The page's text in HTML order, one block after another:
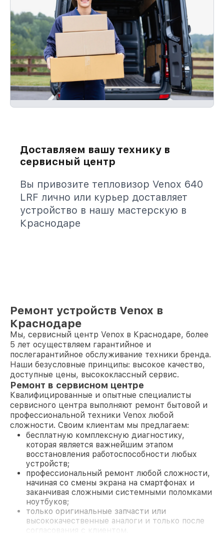
Доставляем вашу технику в
сервисный центр
Вы привозите тепловизор Venox 640
LRF лично или курьер доставляет
устройство в нашу мастерскую в
Краснодаре
Ремонт устройств Venox в
Краснодаре
Мы, сервисный центр Venox в Краснодаре, более
5 лет осуществляем гарантийное и
послегарантийное обслуживание техники бренда.
Наши безусловные принципы: высокое качество,
доступные цены, высококлассный сервис.
Ремонт в сервисном центре
Квалифицированные и опытные специалисты
сервисного центра выполняют ремонт бытовой и
профессиональной техники Venox любой
сложности. Своим клиентам мы предлагаем:
бесплатную комплексную диагностику,
которая является важнейшим этапом
восстановления работоспособности любых
устройств;
профессиональный ремонт любой сложности,
начиная со смены экрана на смартфонах и
заканчивая сложными системными поломками
ноутбуков;
только оригинальные запчасти или
высококачественные аналоги и только после
согласования с клиентом.